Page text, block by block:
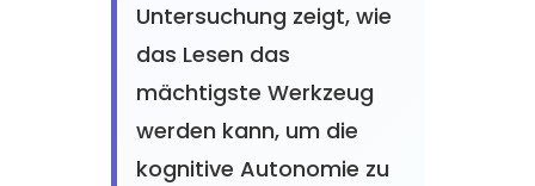
Untersuchung zeigt, wie
das Lesen das
mächtigste Werkzeug
werden kann, um die
kognitive Autonomie zu